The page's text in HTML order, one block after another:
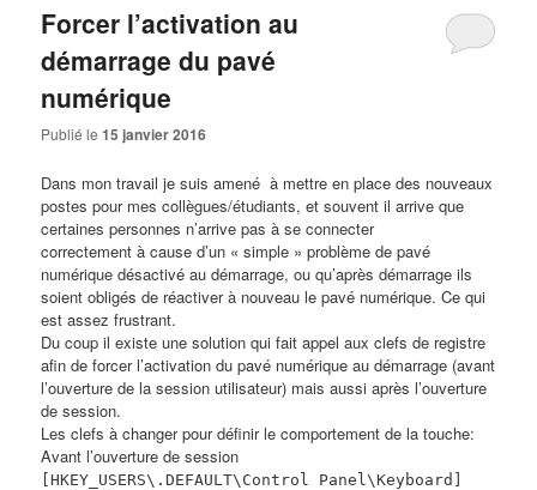
Forcer l’activation au
démarrage du pavé
numérique
Publié le15 janvier 2016
Dans mon travail je suis amené à mettre en place des nouveaux
postes pour mes collègues/étudiants, et souvent il arrive que
certaines personnes n’arrive pas à se connecter
correctement à cause d’un « simple » problème de pavé
numérique désactivé au démarrage, ou qu’après démarrage ils
soient obligés de réactiver à nouveau le pavé numérique. Ce qui
est assez frustrant.
Du coup il existe une solution qui fait appel aux clefs de registre
afin de forcer l’activation du pavé numérique au démarrage (avant
l’ouverture de la session utilisateur) mais aussi après l’ouverture
de session.
Les clefs à changer pour définir le comportement de la touche:
Avant l’ouverture de session
[HKEY_USERS\.DEFAULT\Control Panel\Keyboard]